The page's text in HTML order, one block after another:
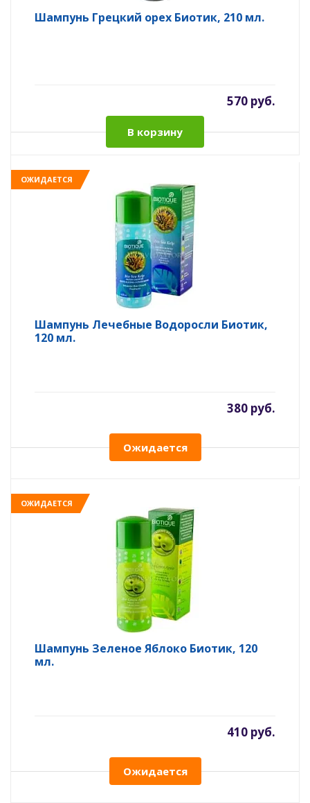
Шампунь Грецкий орех Биотик, 210 мл.
570 руб.
В корзину
ОЖИДАЕТСЯ
Шампунь Лечебные Водоросли Биотик,
120 мл.
380 руб.
Ожидается
ОЖИДАЕТСЯ
Шампунь Зеленое Яблоко Биотик, 120
мл.
410 руб.
Ожидается